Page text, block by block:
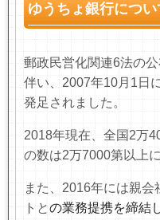
ゆうちょ銀行につい
郵政民営化関連6法の
伴い、 2007年10月 1 日
発足されました。
2018年現在、全国 2万
の数は2万7000第以上
また、 2016年には親会
トとの業務提携を締結